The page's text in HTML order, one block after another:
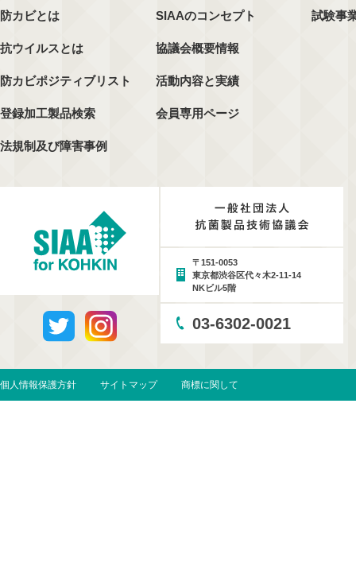
防カビとは
抗ウイルスとは
防カビポジティブリスト
登録加工製品検索
法規制及び障害事例
SIAAのコンセプト
協議会概要情報
活動内容と実績
会員専用ページ
試験事
〒151-0053
東京都渋谷区代々木2-11-14
NKビル5階
03-6302-0021
個人情報保護方針 サイトマップ 商標に関して